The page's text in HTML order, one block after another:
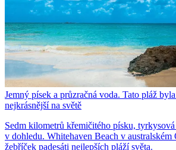
Jemný písek a průzračná voda. Tato pláž
nejkrásnější na světě
Sedm kilometrů křemičitého písku,
v dohledu. Whitehaven Beach v australském
žebříček padesáti nejlepších pláží světa.